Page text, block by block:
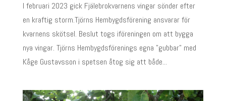
I februari 2023 gick Fjälebrokvarnens vingar sönder efter
en kraftig storm.Tjörns Hembygdsförening ansvarar för
kvarnens skötsel. Beslut togs iföreningen om att bygga
nya vingar. Tjörns Hembygdsförenings egna ”gubbar” med
Kåge Gustavsson i spetsen åtog sig att både...